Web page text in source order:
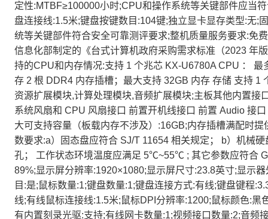
定性:MTBF≥100000小时;CPU和操作系统等关键部件应当
盘连接线:1.5米;键盘按键数目:104键;独立显卡显存类型:无;
统等关键部件符合安全可靠测评要求;整机质量服务要求:免
信息化部制定的《台式计算机政府采购需求标准（2023 年
持的CPU和内存情况:支持 1 个兆芯 KX-U6780A CPU ：
存 2 根 DDR4 内存插槽；最大支持 32GB 内存 存储 支持 1
资源扩展模块,计算处理模块,音频扩展模块;主板其他内置接
系统风扇和 CPU 风扇接口 前置开机线接口 前置 Audio 接
大可支持容量（板载内存不涉及）:16GB;内存插槽满配时
数要求:a）固态盘应符合 SJ/T 11654 相关规定； b）机械
孔； 工作状态环境温度应满足 5℃~55℃ ; 其它参数应符合
89%;显示屏分辨率:1920×1080;显示屏尺寸:23.8英寸;显示
目:是;鼠标数量:1;键盘数量:1;键盘连接方式:有线;键盘键程
线;有线鼠标连接线:1.5米;鼠标DPI分辨率:1200;鼠标颜色:
有内置刻录光驱:支持;有线网卡数量:1;视频接口数量:2;音频